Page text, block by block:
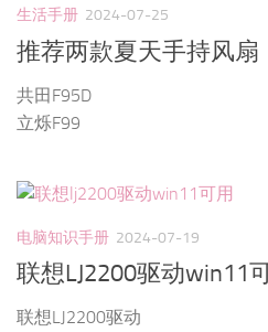
生活手册 2024-07-25
推荐两款夏天手持风扇
共田F95D
立烁F99
电脑知识手册 2024-07-19
联想LJ2200驱动win11
联想LJ2200驱动